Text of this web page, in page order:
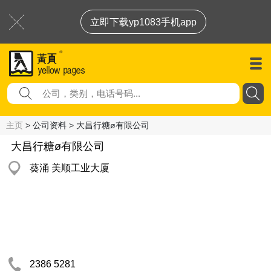
立即下载yp1083手机app
主页 > 公司资料 > 大昌行糖ø有限公司
大昌行糖ø有限公司
葵涌 美顺工业大厦
2386 5281